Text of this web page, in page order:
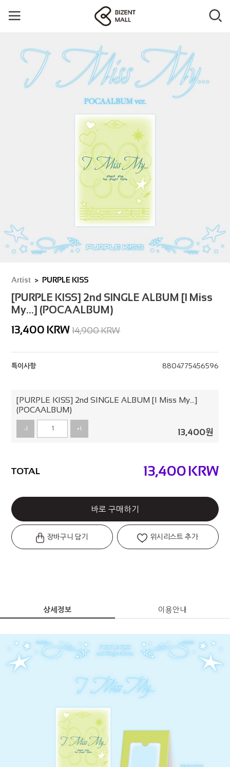
Artist PURPLE KISS
[PURPLE KISS] 2nd SINGLE ALBUM [I Miss
My…] (POCAALBUM)
13,400 KRW14,900 KRW
특이사항 8804775456596
[PURPLE KISS] 2nd SINGLE ALBUM [I Miss My…]
(POCAALBUM)
+1
-1 13,400원
TOTAL 13,400 KRW
바로 구매하기
장바구니 담기 위시리스트 추가
상세정보 이용안내